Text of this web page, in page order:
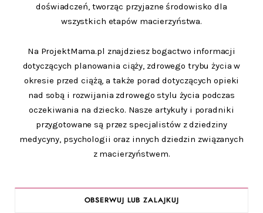
doświadczeń, tworząc przyjazne środowisko dla
wszystkich etapów macierzyństwa.
Na ProjektMama.pl znajdziesz bogactwo informacji
dotyczących planowania ciąży, zdrowego trybu życia w
okresie przed ciążą, a także porad dotyczących opieki
nad sobą i rozwijania zdrowego stylu życia podczas
oczekiwania na dziecko. Nasze artykuły i poradniki
przygotowane są przez specjalistów z dziedziny
medycyny, psychologii oraz innych dziedzin związanych
z macierzyństwem.
OBSERWUJ LUB ZALAJKUJ